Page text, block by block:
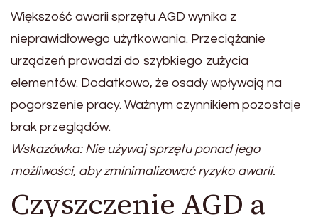
Większość awarii sprzętu AGD wynika z
nieprawidłowego użytkowania. Przeciążanie
urządzeń prowadzi do szybkiego zużycia
elementów. Dodatkowo, że osady wpływają na
pogorszenie pracy. Ważnym czynnikiem pozostaje
brak przeglądów.
Wskazówka: Nie używaj sprzętu ponad jego
możliwości, aby zminimalizować ryzyko awarii.
Czyszczenie AGD a